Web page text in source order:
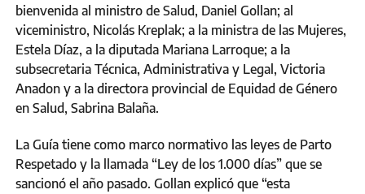
bienvenida al ministro de Salud, Daniel Gollan; al
viceministro, Nicolás Kreplak; a la ministra de las Mujeres,
Estela Díaz, a la diputada Mariana Larroque; a la
subsecretaria Técnica, Administrativa y Legal, Victoria
Anadon y a la directora provincial de Equidad de Género
en Salud, Sabrina Balaña.
La Guía tiene como marco normativo las leyes de Parto
Respetado y la llamada “Ley de los 1.000 días” que se
sancionó el año pasado. Gollan explicó que “esta